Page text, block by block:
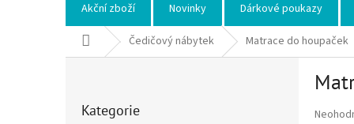
Akční zboží Novinky Dárkové poukazy
Domů Čedičový nábytek Matrace do houpaček
Kategorie